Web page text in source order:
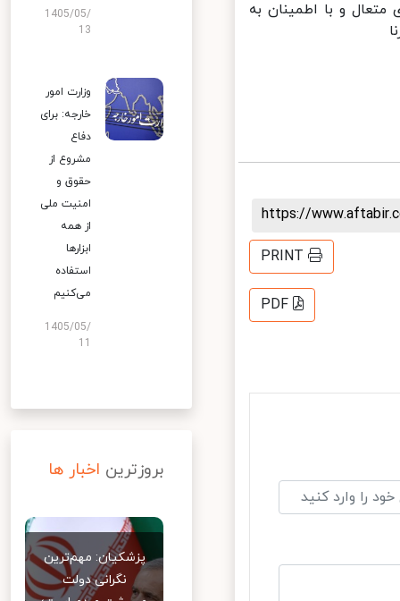
و با اطمینان به
https://
PRINT
PDF
1405/05/
13
وزارت امور
خارجه: برای
دفاع
مشروع از
حقوق و
امنیت ملی
از همه
ابزارها
استفاده
می‌کنیم
1405/05/
بروزترین اخبار ها
پزشکیان: مهم‌ترین
نگرانی دولت